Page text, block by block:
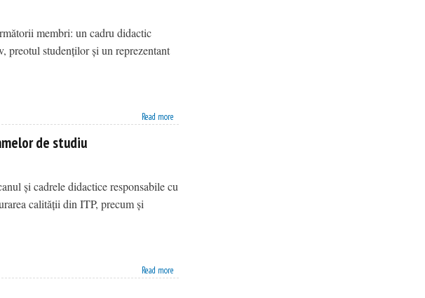
membri: un cadru didactic
preotul studenților și un reprezentant
Read more
de studiu
și cadrele didactice responsabile cu
calității din ITP, precum și
Read more